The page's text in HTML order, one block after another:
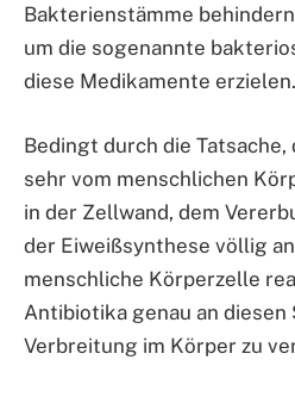
Bakterienstämme
um die sogenannte
diese Medikamente erzielen.
Bedingt durch die
sehr vom menschlichen
in der Zellwand, dem
der Eiweißsynthese völlig
menschliche Körperzelle
Antibiotika genau an diesen
Verbreitung im Körper zu